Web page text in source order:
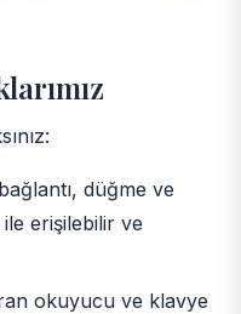
düğme ve
erişilebilir ve
okuyucu ve klavye